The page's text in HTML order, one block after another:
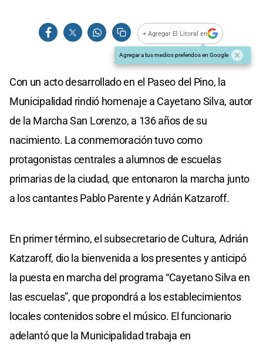
+ Agregar El Litoral en
Agregar a tus medios preferidos en Google
Con un acto desarrollado en el Paseo del Pino, la
Municipalidad rindió homenaje a Cayetano Silva, autor
de la Marcha San Lorenzo, a 136 años de su
nacimiento. La conmemoración tuvo como
protagonistas centrales a alumnos de escuelas
primarias de la ciudad, que entonaron la marcha junto
a los cantantes Pablo Parente y Adrián Katzaroff.
En primer término, el subsecretario de Cultura, Adrián
Katzaroff, dio la bienvenida a los presentes y anticipó
la puesta en marcha del programa “Cayetano Silva en
las escuelas”, que propondrá a los establecimientos
locales contenidos sobre el músico. El funcionario
adelantó que la Municipalidad trabaja en